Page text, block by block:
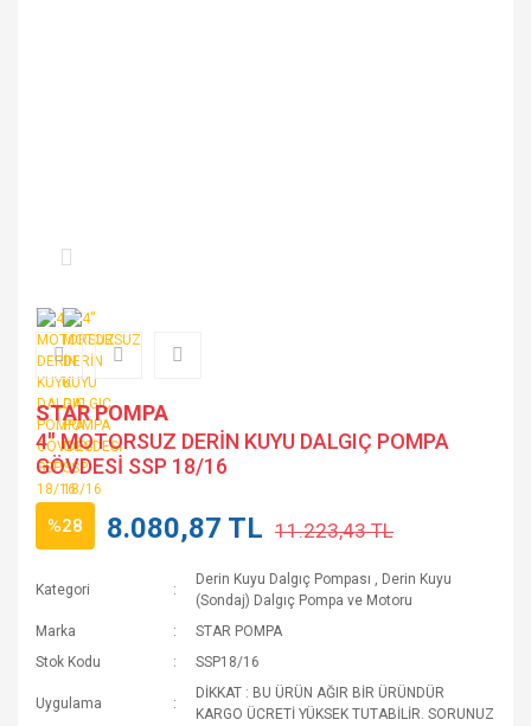
STAR POMPA
4'' MOTORSUZ DERİN KUYU DALGIÇ POMPA
GÖVDESİ SSP 18/16
%28 8.080,87 TL 11.223,43 TL
Kategori
Derin Kuyu Dalgıç Pompası , Derin Kuyu
(Sondaj) Dalgıç Pompa ve Motoru
Marka
STAR POMPA
Stok Kodu
SSP18/16
Uygulama
DİKKAT : BU ÜRÜN AĞIR BİR ÜRÜNDÜR
KARGO ÜCRETİ YÜKSEK TUTABİLİR. SORUNUZ